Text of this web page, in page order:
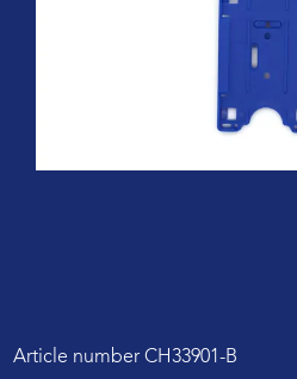
Article number CH33901-B